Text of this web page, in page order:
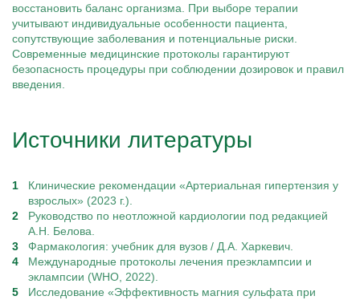
восстановить баланс организма. При выборе терапии
учитывают индивидуальные особенности пациента,
сопутствующие заболевания и потенциальные риски.
Современные медицинские протоколы гарантируют
безопасность процедуры при соблюдении дозировок и правил
введения.
Источники литературы
Клинические рекомендации «Артериальная гипертензия у
взрослых» (2023 г.).
Руководство по неотложной кардиологии под редакцией
А.Н. Белова.
Фармакология: учебник для вузов / Д.А. Харкевич.
Международные протоколы лечения преэклампсии и
эклампсии (WHO, 2022).
Исследование «Эффективность магния сульфата при